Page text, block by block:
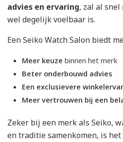
advies en ervaring, zal al
wel degelijk voelbaar is.
Een Seiko Watch Salon biedt
Meer keuze binnen het merk
Beter onderbouwd advies
Een exclusievere
Meer vertrouwen bij een
Zeker bij een merk als Seiko,
en traditie samenkomen, is